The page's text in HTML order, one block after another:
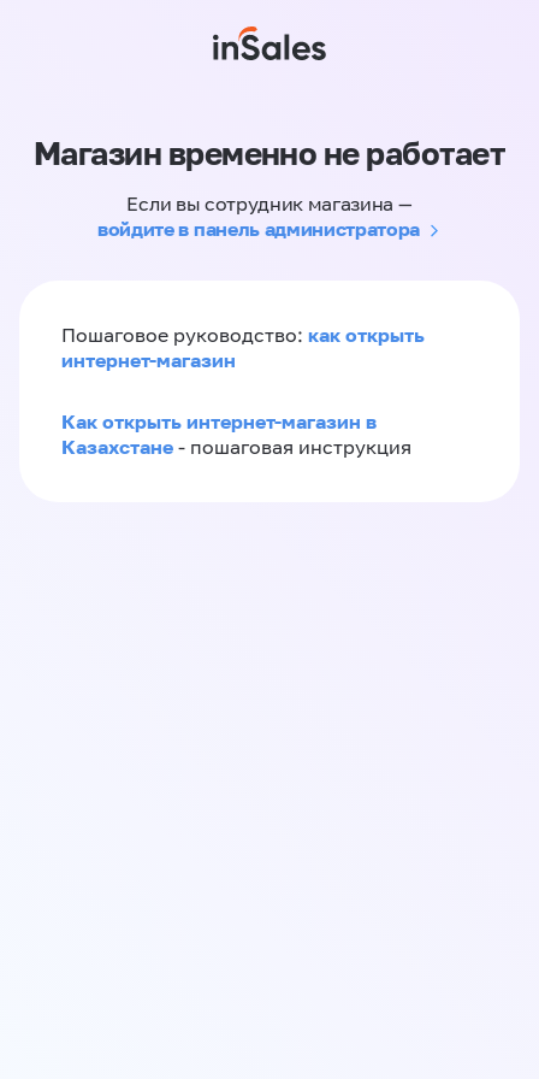
Магазин временно не работает
Если вы сотрудник магазина —
войдите в панель администратора
Пошаговое руководство: как открыть
интернет-магазин
Как открыть интернет-магазин в
Казахстане - пошаговая инструкция